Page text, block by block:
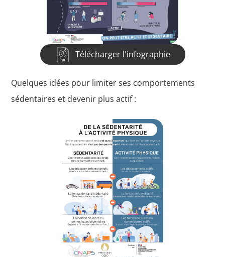
Télécharger l'infographie
Quelques idées pour limiter ses comportements
sédentaires et devenir plus actif :